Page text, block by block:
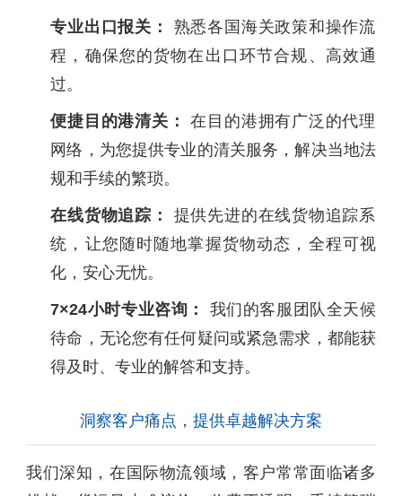
专业出口报关： 熟悉各国海关政策和操作流
程，确保您的货物在出口环节合规、高效通
过。
便捷目的港清关：在目的港拥有广泛的代理
网络，为您提供专业的清关服务，解决当地法
规和手续的繁琐。
在线货物追踪： 提供先进的在线货物追踪系
统，让您随时随地掌握货物动态，全程可视
化，安心无忧。
7×24小时专业咨询： 我们的客服团队全天候
待命，无论您有任何疑问或紧急需求，都能获
得及时、专业的解答和支持。
洞察客户痛点，提供卓越解决方案
我们深知，在国际物流领域，客户常常面临诸多